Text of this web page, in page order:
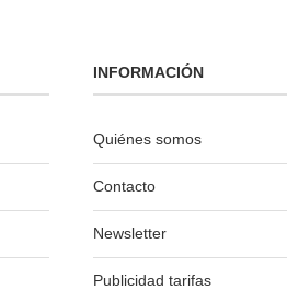
INFORMACIÓN
Quiénes somos
Contacto
Newsletter
Publicidad tarifas